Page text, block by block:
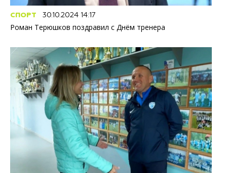
СПОРТ 30.10.2024 14:17
Роман Терюшков поздравил с Днём тренера